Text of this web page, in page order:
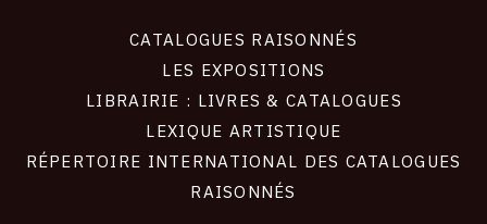
CATALOGUES RAISONNÉS
LES EXPOSITIONS
LIBRAIRIE : LIVRES & CATALOGUES
LEXIQUE ARTISTIQUE
RÉPERTOIRE INTERNATIONAL DES CATALOGUES
RAISONNÉS